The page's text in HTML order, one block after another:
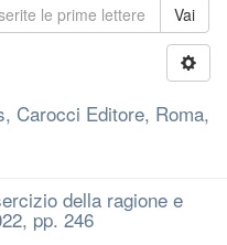
Vai
Carocci Editore, Roma,
della ragione e
pp. 246